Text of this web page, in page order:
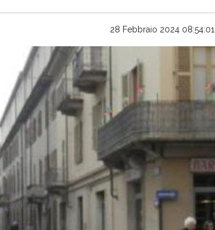
28 Febbraio 2024 08:54:01